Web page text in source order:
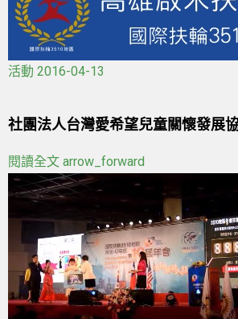
活動 2016-04-13
社團法人台灣愛希望兒童關懷發展
閱讀全文 arrow_forward